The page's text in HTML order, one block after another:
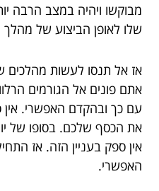
מבוקשו ויהיה במצב הרבה
שלו לאופן הביצוע של
אז אל תנסו לעשות מהלכים
אתם פונים אל הגורמים
עם כך ובהקדם האפשרי. אין
את הכסף שלכם. בסופו של
אין ספק בעניין הזה. אז
האפשרי.